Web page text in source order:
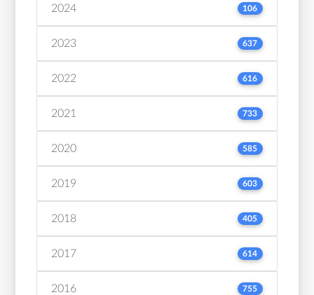
2024 106
2023 637
2022 616
2021 733
2020 585
2019 603
2018 405
2017 614
2016 755